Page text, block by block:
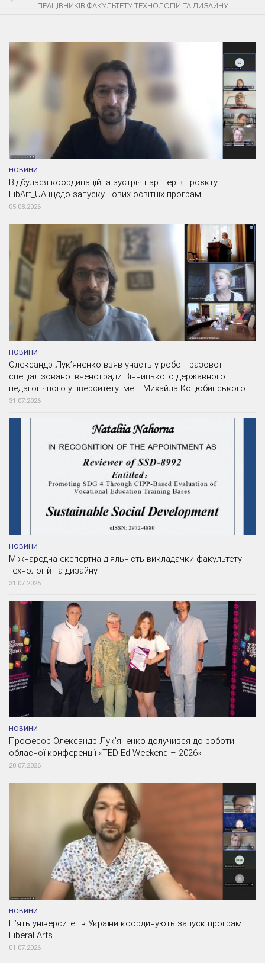
ПРАЦІВНИКІВ ФАКУЛЬТЕТУ ТЕХНОЛОГІЙ ТА ДИЗАЙНУ
НОВИНИ
Відбулася координаційна зустріч партнерів проєкту
LibArt_UA щодо запуску нових освітніх програм
05.08.2026
НОВИНИ
Олександр Лук’яненко взяв участь у роботі разової
спеціалізованої вченої ради Вінницького державного
педагогічного університету імені Михайла Коцюбинського
31.07.2026
НОВИНИ
Міжнародна експертна діяльність викладачки факультету
технологій та дизайну
31.07.2026
НОВИНИ
Професор Олександр Лук’яненко долучився до роботи
обласної конференції «TED-Ed-Weekend – 2026»
20.07.2026
НОВИНИ
П’ять університетів України координують запуск програм
Liberal Arts
01.07.2026